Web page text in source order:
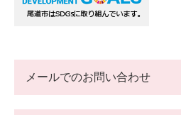
メールでのお問い合わせ